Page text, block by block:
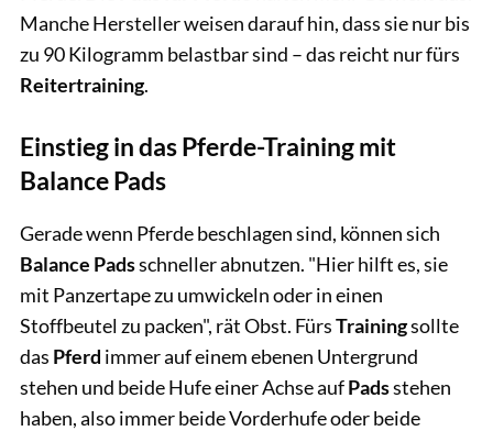
Manche Hersteller weisen darauf hin, dass sie nur bis
zu 90 Kilogramm belastbar sind – das reicht nur fürs
Reitertraining.
Einstieg in das Pferde-Training mit
Balance Pads
Gerade wenn Pferde beschlagen sind, können sich
Balance Padsschneller abnutzen. "Hier hilft es, sie
mit Panzertape zu umwickeln oder in einen
Stoffbeutel zu packen", rät Obst. FürsTrainingsollte
das Pferd immer auf einem ebenen Untergrund
stehen und beide Hufe einer Achse aufPadsstehen
haben, also immer beide Vorderhufe oder beide